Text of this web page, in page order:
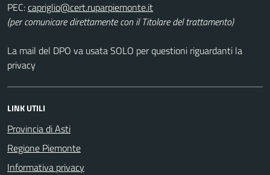
PEC:
(per comunicare direttamente con il Titolare del trattamento)
La mail del DPO va usata SOLO per questioni riguardanti la
privacy
LINK UTILI
Provincia di Asti
Regione Piemonte
Informativa privacy